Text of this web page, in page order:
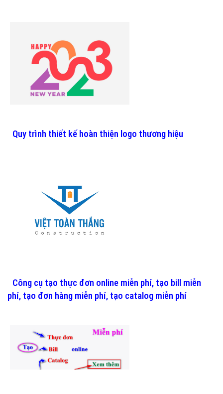
Quy trình thiết kế hoàn thiện logo thương hiệu
Công cụ tạo thực đơn online miễn phí, tạo bill miễn
phí, tạo đơn hàng miễn phí, tạo catalog miễn phí